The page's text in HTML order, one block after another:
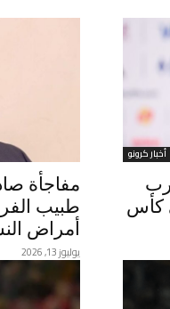
أخبار كرونو
كأس
مفاجأة
طبيب
أمراض
يوليوز 13, 2026